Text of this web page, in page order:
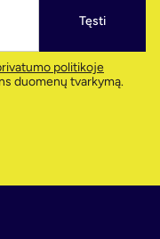
Tęsti
politikoje
duomenų tvarkymą.